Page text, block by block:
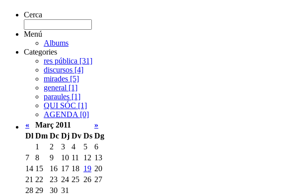
Cerca
Menú
Albums
Categories
res pública [31]
discursos [4]
mirades [5]
general [1]
paraules [1]
QUI SÓC [1]
AGENDA [0]
«
Març 2011
»
Dl Dm Dc Dj Dv Ds Dg
1
2 3 4 5
6
7
8 9 10 11 12 13
14 15 16 17 18 19 20
21 22 23 24 25 26 27
28 29 30 31